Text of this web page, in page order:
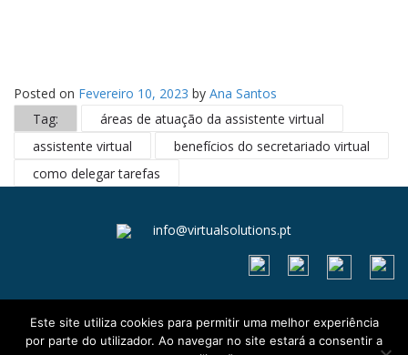
Posted on Fevereiro 10, 2023 by Ana Santos
Tag:
áreas de atuação da assistente virtual
assistente virtual
benefícios do secretariado virtual
como delegar tarefas
info@virtualsolutions.pt
Livro de reclamações
Este site utiliza cookies para permitir uma melhor experiência
por parte do utilizador. Ao navegar no site estará a consentir a